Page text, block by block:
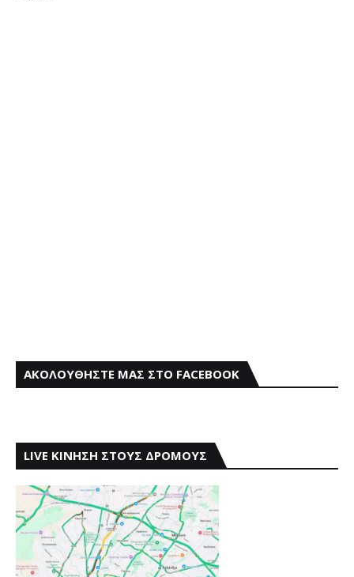
ΑΚΟΛΟΥΘΗΣΤΕ ΜΑΣ ΣΤΟ FACEBOOK
LIVE ΚΙΝΗΣΗ ΣΤΟΥΣ ΔΡΟΜΟΥΣ